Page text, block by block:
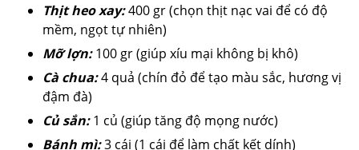
Thịt heo xay:400 gr (chọn thịt nạc vai để có độ
mềm, ngọt tự nhiên)
Mỡ lợn:100 gr (giúp xíu mại không bị khô)
Cà chua:4 quả (chín đỏ để tạo màu sắc, hương vị
đậm đà)
Củ sắn:1 củ (giúp tăng độ mọng nước)
Bánh mì:3 cái (1 cái để làm chất kết dính)